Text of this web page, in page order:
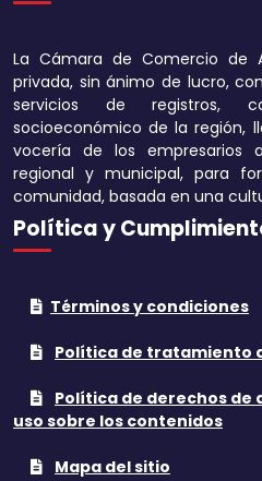
La Cámara de Comercio de
privada, sin ánimo de lucro,
servicios de registros,
socioeconómico de la región,
vocería de los empresarios
regional y municipal, para
comunidad, basada en una
Política y
Términos y condiciones
Política de tratamiento
Política de derechos
uso sobre los contenidos
Mapa del sitio